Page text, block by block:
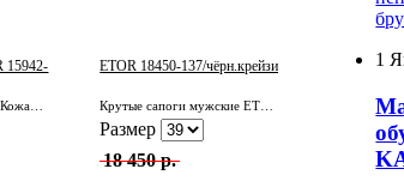
15942-
ETOR 18450-137/чёрн.крейзи
Размер
18 450 р.
1